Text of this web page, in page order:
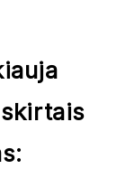
skirtais